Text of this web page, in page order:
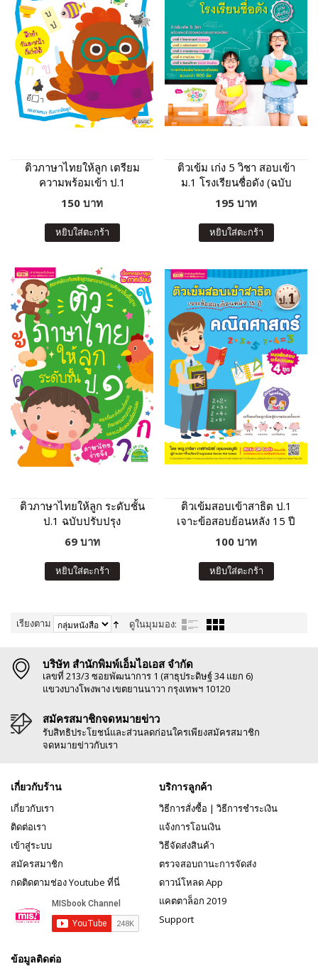
ติวภาษาไทยให้ลูก เตรียม
ความพร้อมเข้า ป.1
โรงเรียนสาธิตและโรงเรียน
ในเครือคาทอลิก (ฉบับ
ปรับปรุง)
150 บาท
หยิบใส่ตะกร้า
ติวเข้ม เก่ง 5 วิชา สอบเข้า
ม.1 โรงเรียนชื่อดัง (ฉบับ
เร่งรัด)
195 บาท
หยิบใส่ตะกร้า
ติวภาษาไทยให้ลูก ระดับชั้น
ป.1 ฉบับปรับปรุง
69 บาท
หยิบใส่ตะกร้า
ติวเข้มสอบเข้าสาธิต ป.1
เจาะข้อสอบย้อนหลัง 15 ปี
คณิตศาสตร์
100 บาท
หยิบใส่ตะกร้า
เรียงตาม ดูในมุมมอง:
บริษัท สำนักพิมพ์เอ็มไอเอส จำกัด
เลขที่ 213/3 ซอยพัฒนาการ 1 (สาธุประดิษฐ์ 34 แยก 6)
แขวงบางโพงพาง เขตยานนาวา กรุงเทพฯ 10120
สมัครสมาชิกจดหมายข่าว
รับสิทธิประโยชน์และส่วนลดก่อนใครเพียงสมัครสมาชิก
จดหมายข่าวกับเรา
เกี่ยวกับร้าน
เกี่ยวกับเรา
ติดต่อเรา
เข้าสู่ระบบ
สมัครสมาชิก
กดติดตามช่อง Youtube ที่นี่
บริการลูกค้า
วิธีการสั่งซื้อ | วิธีการชำระเงิน
แจ้งการโอนเงิน
วิธีจัดส่งสินค้า
ตรวจสอบถานะการจัดส่ง
ดาวน์โหลด App
แคตตาล็อก 2019
Support
ข้อมูลติดต่อ